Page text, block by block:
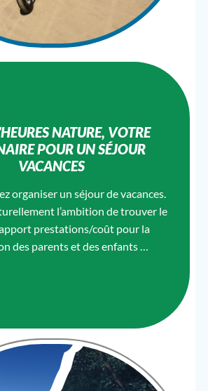
NATURE, VOTRE
POUR UN SÉJOUR
VACANCES
organiser un séjour de vacances.
l’ambition de trouver le
prestations/coût pour la
des parents et des enfants …